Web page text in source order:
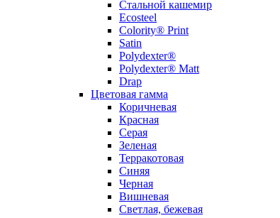
Стальной кашемир
Ecosteel
Colority® Print
Satin
Polydexter®
Polydexter® Matt
Drap
Цветовая гамма
Коричневая
Красная
Серая
Зеленая
Терракотовая
Синяя
Черная
Вишневая
Светлая, бежевая